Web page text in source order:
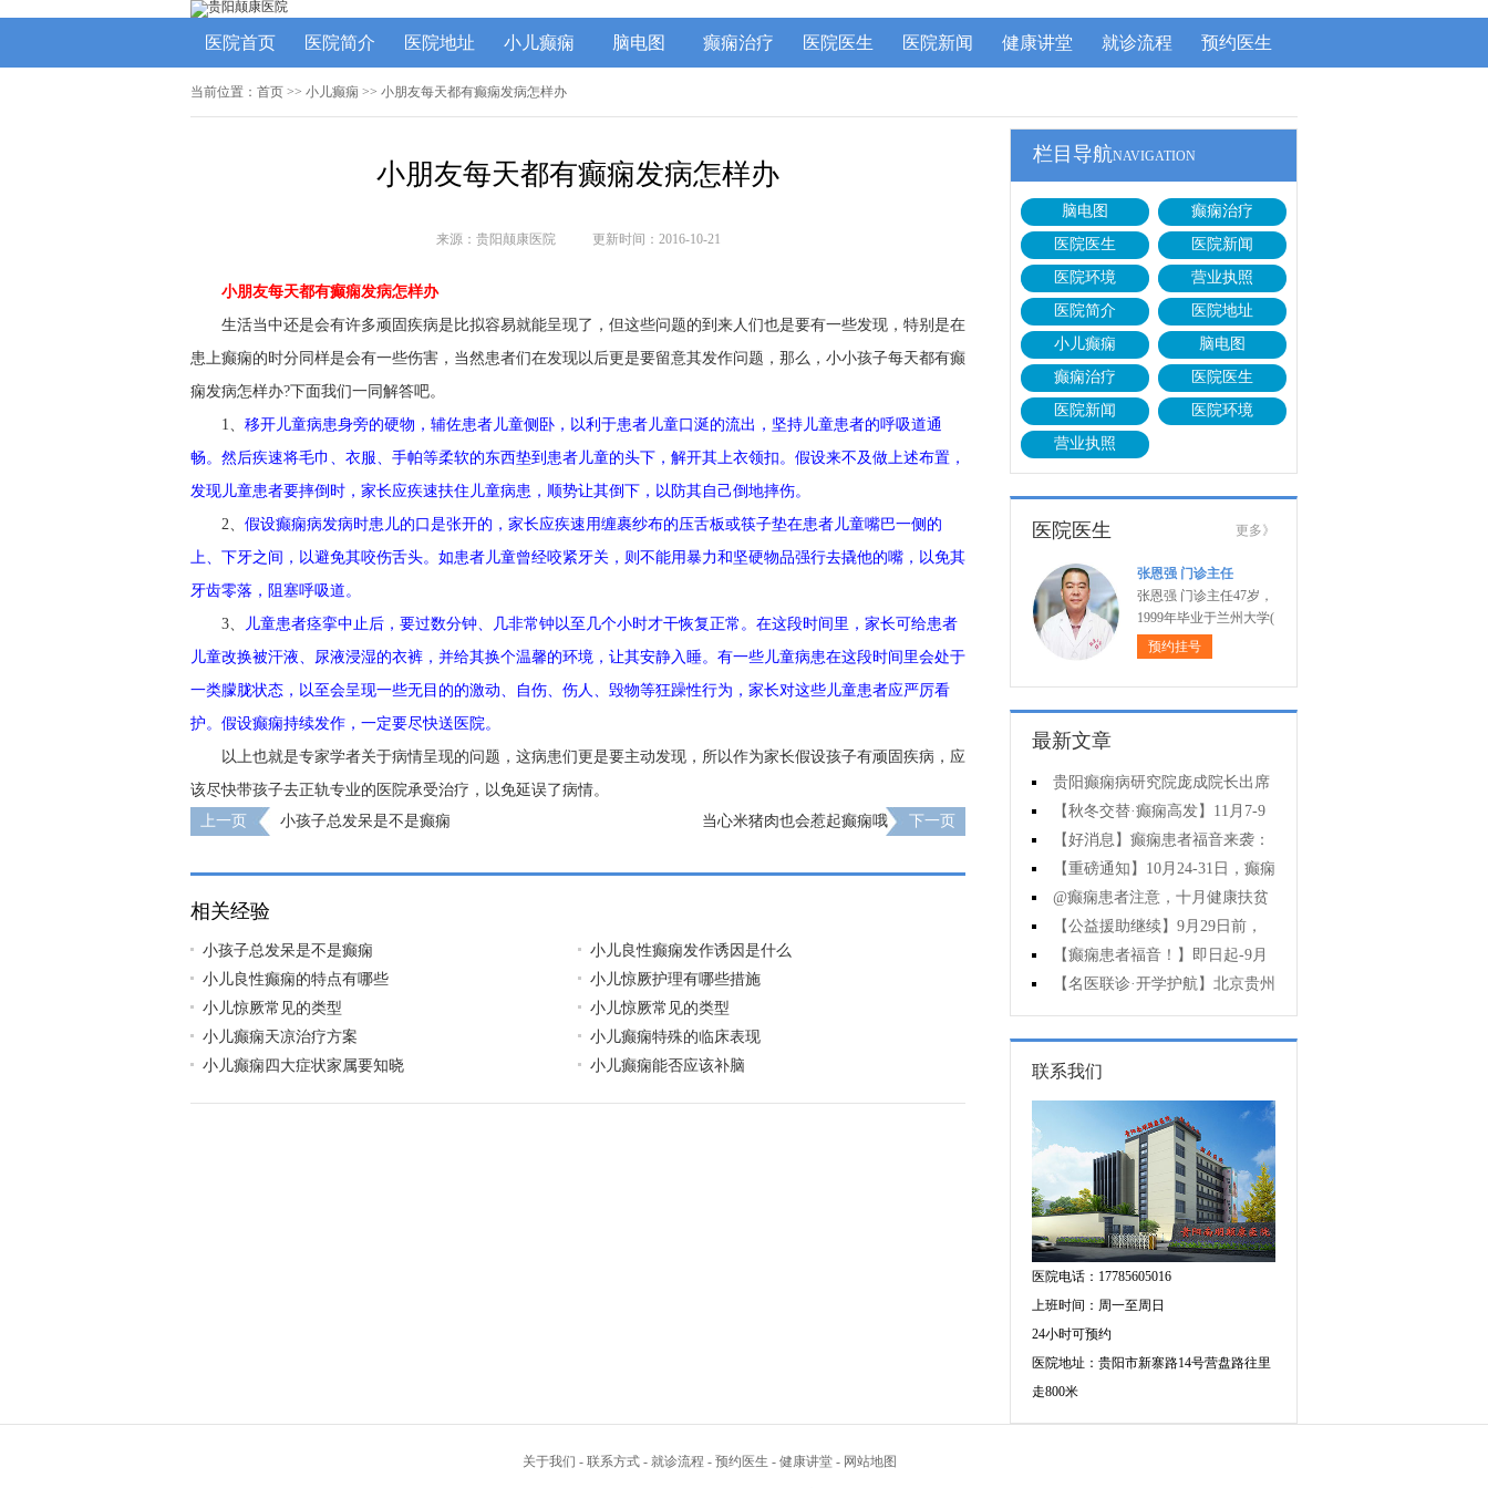
医院首页 医院简介 医院地址 小儿癫痫 脑电图 癫痫治疗 医院医生 医院新闻 健康讲堂 就诊流程 预约医生
当前位置： 首页 >> 小儿癫痫 >> 小朋友每天都有癫痫发病怎样办
小朋友每天都有癫痫发病怎样办
来源：贵阳颠康医院 更新时间：2016-10-21
小朋友每天都有癫痫发病怎样办
生活当中还是会有许多顽固疾病是比拟容易就能呈现了，但这些问题的到来人们也是要有一些发现，特别是在
患上癫痫的时分同样是会有一些伤害，当然患者们在发现以后更是要留意其发作问题，那么，小小孩子每天都有癫
痫发病怎样办?下面我们一同解答吧。
1、 移开儿童病患身旁的硬物，辅佐患者儿童侧卧，以利于患者儿童口涎的流出，坚持儿童患者的呼吸道通
畅。然后疾速将毛巾、衣服、手帕等柔软的东西垫到患者儿童的头下，解开其上衣领扣。假设来不及做上述布置，
发现儿童患者要摔倒时，家长应疾速扶住儿童病患，顺势让其倒下，以防其自己倒地摔伤。
2、 假设癫痫病发病时患儿的口是张开的，家长应疾速用缠裹纱布的压舌板或筷子垫在患者儿童嘴巴一侧的
上、下牙之间，以避免其咬伤舌头。如患者儿童曾经咬紧牙关，则不能用暴力和坚硬物品强行去撬他的嘴，以免其
牙齿零落，阻塞呼吸道。
3、
儿童患者痉挛中止后，要过数分钟、几非常钟以至几个小时才干恢复正常。在这段时间里，家长可给患者
儿童改换被汗液、尿液浸湿的衣裤，并给其换个温馨的环境，让其安静入睡。有一些儿童病患在这段时间里会处于
一类朦胧状态，以至会呈现一些无目的的激动、自伤、伤人、毁物等狂躁性行为，家长对这些儿童患者应严厉看
护。假设癫痫持续发作，一定要尽快送医院。
以上也就是专家学者关于病情呈现的问题，这病患们更是要主动发现，所以作为家长假设孩子有顽固疾病，应
该尽快带孩子去正轨专业的医院承受治疗，以免延误了病情。
上一页
小孩子总发呆是不是癫痫 当心米猪肉也会惹起癫痫哦 下一页
相关经验
小孩子总发呆是不是癫痫
小儿良性癫痫发作诱因是什么
小儿良性癫痫的特点有哪些
小儿惊厥护理有哪些措施
小儿惊厥常见的类型
小儿惊厥常见的类型
小儿癫痫天凉治疗方案
小儿癫痫特殊的临床表现
小儿癫痫四大症状家属要知晓
小儿癫痫能否应该补脑
栏目导航NAVIGATION
脑电图
癫痫治疗
医院医生
医院新闻
医院环境
营业执照
医院简介
医院地址
小儿癫痫
脑电图
癫痫治疗
医院医生
医院新闻
医院环境
营业执照
医院医生 更多》
张恩强 门诊主任
张恩强 门诊主任47岁，
1999年毕业于兰州大学(
预约挂号
最新文章
贵阳癫痫病研究院庞成院长出席
第十一届CAAE国际癫痫论坛暨协会
成立20周年庆典
【秋冬交替·癫痫高发】11月7-9
日，超难约的北京三甲名医，携手
贵州专家团共抗癫痫，速约！
【好消息】癫痫患者福音来袭：
万元救助+半价专项检查+京黔专家
免费亲诊，符合条件者速申请！
【重磅通知】10月24-31日，癫痫
病专项检查全额救助+京黔名医免费
亲诊+高达万元补贴，名额有限，速
@癫痫患者注意，十月健康扶贫
救助计划开启，专家免费亲诊+高达
万元治疗救助，速抢名额！
【公益援助继续】9月29日前，
癫痫名医免费亲诊+检查治疗大额援
助持续发放，速约！
【癫痫患者福音！】即日起-9月
15日，专项检查免费+北京三甲知名
专家空降贵阳亲诊，勿错过！
【名医联诊·开学护航】北京贵州
三甲癫痫名医公益亲诊+检查治疗大
额援助，速约！
联系我们
医院电话：17785605016
上班时间：周一至周日
24小时可预约
医院地址：贵阳市新寨路14号营盘路往里
走800米
关于我们 - 联系方式 - 就诊流程 - 预约医生 - 健康讲堂 - 网站地图